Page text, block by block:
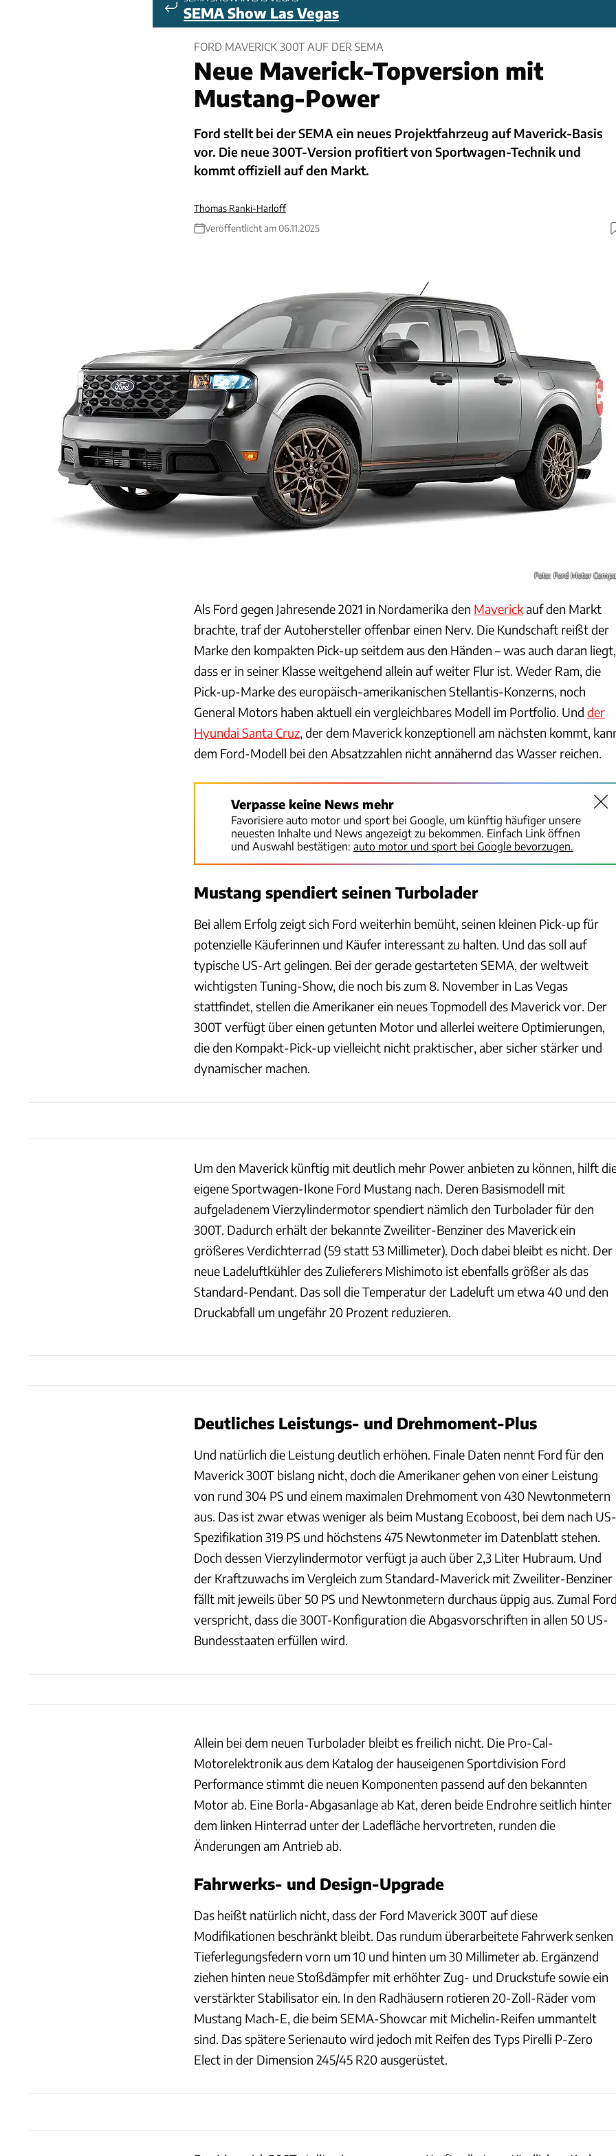
SEMA Show Las Vegas
FORD MAVERICK 300T AUF DER SEMA
Neue Maverick-Topversion mit
Mustang-Power
Ford stellt bei der SEMA ein neues Projektfahrzeug auf Maverick-Basis
vor. Die neue 300T-Version profitiert von Sportwagen-Technik und
kommt offiziell auf den Markt.
Thomas Ranki-Harloff
Veröffentlicht am 06.11.2025
Foto: Ford Motor
Als Ford gegen Jahresende 2021 in Nordamerika den Maverickauf den Markt
brachte, traf der Autohersteller offenbar einen Nerv. Die Kundschaft reißt der
Marke den kompakten Pick-up seitdem aus den Händen – was auch daran liegt,
dass er in seiner Klasse weitgehend allein auf weiter Flur ist. Weder Ram, die
Pick-up-Marke des europäisch-amerikanischen Stellantis-Konzerns, noch
General Motors haben aktuell ein vergleichbares Modell im Portfolio. Und der
Hyundai Santa Cruz , der dem Maverick konzeptionell am nächsten kommt,
dem Ford-Modell bei den Absatzzahlen nicht annähernd das Wasser reichen.
Verpasse keine News mehr
Favorisiere auto motor und sport bei Google, um künftig häufiger unsere
neuesten Inhalte und News angezeigt zu bekommen. Einfach Link öffnen
und Auswahl bestätigen: auto motor und sport bei Google bevorzugen.
Mustang spendiert seinen Turbolader
Bei allem Erfolg zeigt sich Ford weiterhin bemüht, seinen kleinen Pick-up für
potenzielle Käuferinnen und Käufer interessant zu halten. Und das soll auf
typische US-Art gelingen. Bei der gerade gestarteten SEMA, der weltweit
wichtigsten Tuning-Show, die noch bis zum 8. November in Las Vegas
stattfindet, stellen die Amerikaner ein neues Topmodell des Maverick vor. Der
300T verfügt über einen getunten Motor und allerlei weitere Optimierungen,
die den Kompakt-Pick-up vielleicht nicht praktischer, aber sicher stärker und
dynamischer machen.
Um den Maverick künftig mit deutlich mehr Power anbieten zu können, hilft
eigene Sportwagen-Ikone Ford Mustang nach. Deren Basismodell mit
aufgeladenem Vierzylindermotor spendiert nämlich den Turbolader für den
300T. Dadurch erhält der bekannte Zweiliter-Benziner des Maverick ein
größeres Verdichterrad (59 statt 53 Millimeter). Doch dabei bleibt es nicht. Der
neue Ladeluftkühler des Zulieferers Mishimoto ist ebenfalls größer als das
Standard-Pendant. Das soll die Temperatur der Ladeluft um etwa 40 und den
Druckabfall um ungefähr 20 Prozent reduzieren.
Deutliches Leistungs- und Drehmoment-Plus
Und natürlich die Leistung deutlich erhöhen. Finale Daten nennt Ford für den
Maverick 300T bislang nicht, doch die Amerikaner gehen von einer Leistung
von rund 304 PS und einem maximalen Drehmoment von 430 Newtonmetern
aus. Das ist zwar etwas weniger als beim Mustang Ecoboost, bei dem nach US-
Spezifikation 319 PS und höchstens 475 Newtonmeter im Datenblatt stehen.
Doch dessen Vierzylindermotor verfügt ja auch über 2,3 Liter Hubraum. Und
der Kraftzuwachs im Vergleich zum Standard-Maverick mit Zweiliter-Benziner
fällt mit jeweils über 50 PS und Newtonmetern durchaus üppig aus. Zumal
verspricht, dass die 300T-Konfiguration die Abgasvorschriften in allen 50 US-
Bundesstaaten erfüllen wird.
Allein bei dem neuen Turbolader bleibt es freilich nicht. Die Pro-Cal-
Motorelektronik aus dem Katalog der hauseigenen Sportdivision Ford
Performance stimmt die neuen Komponenten passend auf den bekannten
Motor ab. Eine Borla-Abgasanlage ab Kat, deren beide Endrohre seitlich hinter
dem linken Hinterrad unter der Ladefläche hervortreten, runden die
Änderungen am Antrieb ab.
Fahrwerks- und Design-Upgrade
Das heißt natürlich nicht, dass der Ford Maverick 300T auf diese
Modifikationen beschränkt bleibt. Das rundum überarbeitete Fahrwerk senken
Tieferlegungsfedern vorn um 10 und hinten um 30 Millimeter ab. Ergänzend
ziehen hinten neue Stoßdämpfer mit erhöhter Zug- und Druckstufe sowie ein
verstärkter Stabilisator ein. In den Radhäusern rotieren 20-Zoll-Räder vom
Mustang Mach-E, die beim SEMA-Showcar mit Michelin-Reifen ummantelt
sind. Das spätere Serienauto wird jedoch mit Reifen des Typs Pirelli P-Zero
Elect in der Dimension 245/45 R20 ausgerüstet.